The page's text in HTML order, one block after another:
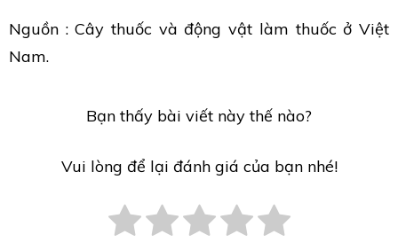
Nguồn : Cây thuốc và động vật làm thuốc ở Việt
Nam.
Bạn thấy bài viết này thế nào?
Vui lòng để lại đánh giá của bạn nhé!